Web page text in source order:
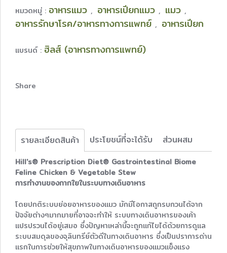
หมวดหมู่ : อาหารแมว , อาหารเปียกแมว , แมว ,
อาหารรักษาโรค/อาหารทางการแพทย์ , อาหารเปียก
แบรนด์ : ฮิลส์ (อาหารทางการแพทย์)
Share
รายละเอียดสินค้า ประโยชน์ที่จะได้รับ ส่วนผสม
Hill's® Prescription Diet® Gastrointestinal Biome
Feline Chicken & Vegetable Stew
การทำงานของกากใยในระบบทางเดินอาหาร
โดยปกติระบบย่อยอาหารของแมว มักมีโอกาสถูกรบกวนได้จาก
ปัจจัยต่างๆมากมายที่อาจจะทำให้ ระบบทางเดินอาหารของเค้า
แปรปรวนได้อยู่เสมอ ซึ่งปัญหาเหล่านี้จะถูกแก้ไขได้ด้วยการดูแล
ระบบสมดุลของจุลินทรีย์ตัวดีในทางเดินอาหาร ซึ่งเป็นปราการด่าน
แรกในการช่วยให้สุขภาพในทางเดินอาหารของแมวแข็งแรง